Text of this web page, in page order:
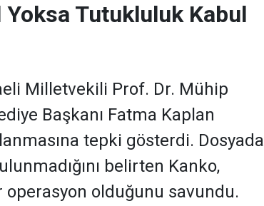
Yoksa Tutukluluk Kabul
Milletvekili Prof. Dr. Mühip
Başkanı Fatma Kaplan
tepki gösterdi. Dosyada
belirten Kanko,
operasyon olduğunu savundu.